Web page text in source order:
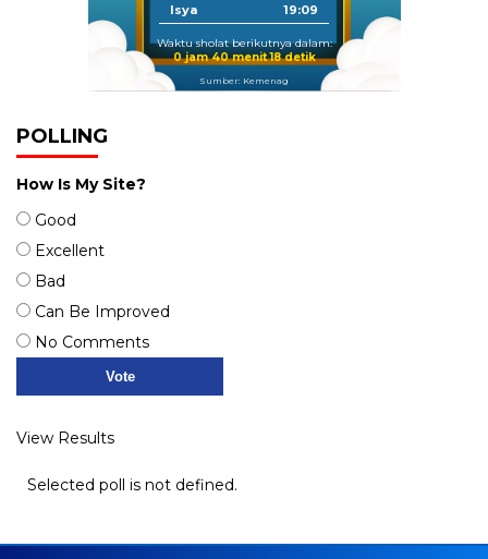
Isya 19:09
Waktu sholat berikutnya dalam:
0 jam 40 menit 18 detik
Sumber: Kemenag
POLLING
How Is My Site?
Good
Excellent
Bad
Can Be Improved
No Comments
View Results
Selected poll is not defined.